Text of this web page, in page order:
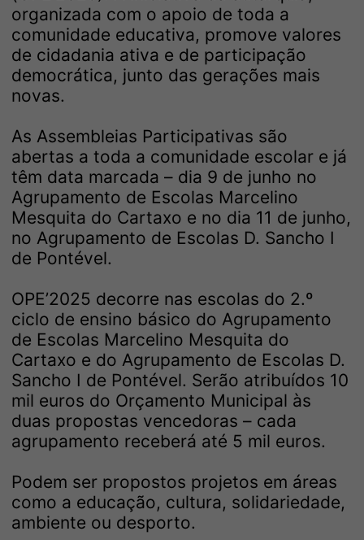
organizada com o apoio de toda a
comunidade educativa, promove valores
de cidadania ativa e de participação
democrática, junto das gerações mais
novas.
As Assembleias Participativas são
abertas a toda a comunidade escolar e já
têm data marcada – dia 9 de junho no
Agrupamento de Escolas Marcelino
Mesquita do Cartaxo e no dia 11 de junho,
no Agrupamento de Escolas D. Sancho I
de Pontével.
OPE’2025 decorre nas escolas do 2.º
ciclo de ensino básico do Agrupamento
de Escolas Marcelino Mesquita do
Cartaxo e do Agrupamento de Escolas D.
Sancho I de Pontével. Serão atribuídos 10
mil euros do Orçamento Municipal às
duas propostas vencedoras – cada
agrupamento receberá até 5 mil euros.
Podem ser propostos projetos em áreas
como a educação, cultura, solidariedade,
ambiente ou desporto.